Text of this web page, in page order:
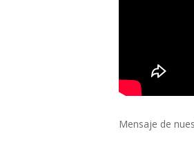
Mensaje de